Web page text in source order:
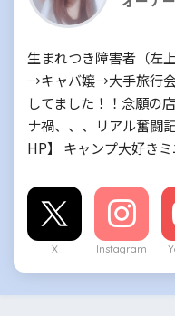
生まれつき障害者（左
→キャバ嬢→大手旅行
してました！！念願の
ナ禍、、、リアル奮闘
HP】 キャンプ大好き
X Instagram